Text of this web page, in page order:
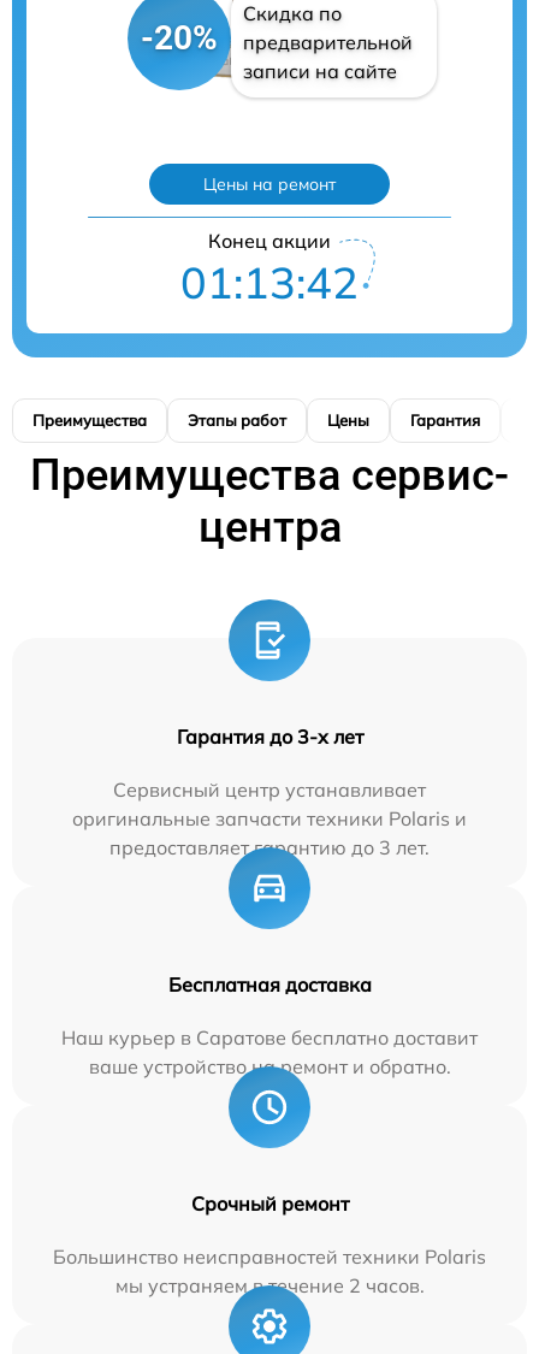
-20%
Скидка по
предварительной
записи на сайте
Цены на ремонт
Конец акции
01:13:41
Преимущества Этапы работ Цены Гарантия
Преимущества сервис-
центра
Гарантия до 3-х лет
Сервисный центр устанавливает
оригинальные запчасти техники Polaris и
предоставляет гарантию до 3 лет.
Бесплатная доставка
Наш курьер в Саратове бесплатно доставит
ваше устройство на ремонт и обратно.
Срочный ремонт
Большинство неисправностей техники Polaris
мы устраняем в течение 2 часов.